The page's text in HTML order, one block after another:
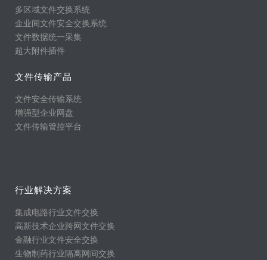
多区域文件交换系统
企业间文件安全交换系统
文件数据统一采集
超大附件插件
文件传输产品
文件安全传输系统
增强型企业网盘
文件传输管控平台
行业解决方案
集成电路行业文件交换
高新技术企业跨网文件交换
金融行业文件安全交换
生物制药行业隔离网间交换